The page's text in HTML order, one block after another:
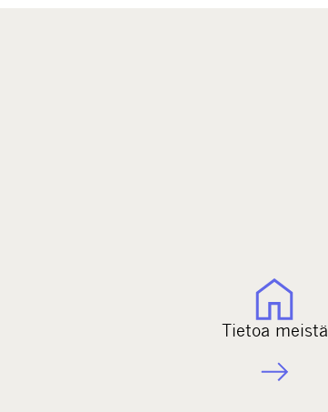
Tietoa meistä